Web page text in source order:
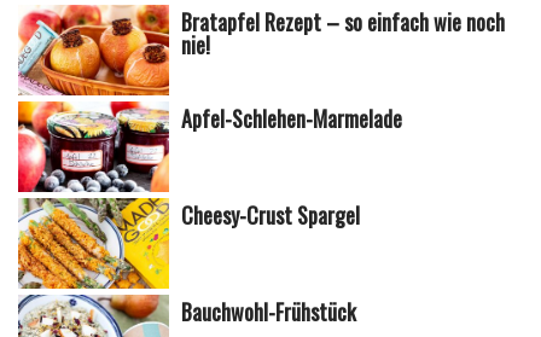
Bratapfel Rezept – so einfach wie noch
nie!
Apfel-Schlehen-Marmelade
Cheesy-Crust Spargel
Bauchwohl-Frühstück